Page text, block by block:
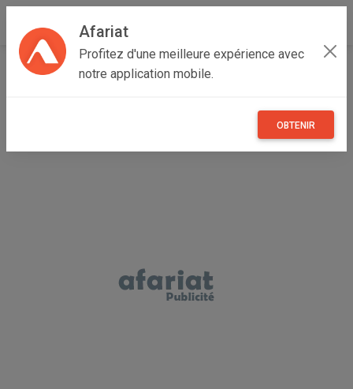
Afariat
Profitez d'une meilleure expérience avec
notre application mobile.
OBTENIR
Accueil Recherche Oasis - Sahara